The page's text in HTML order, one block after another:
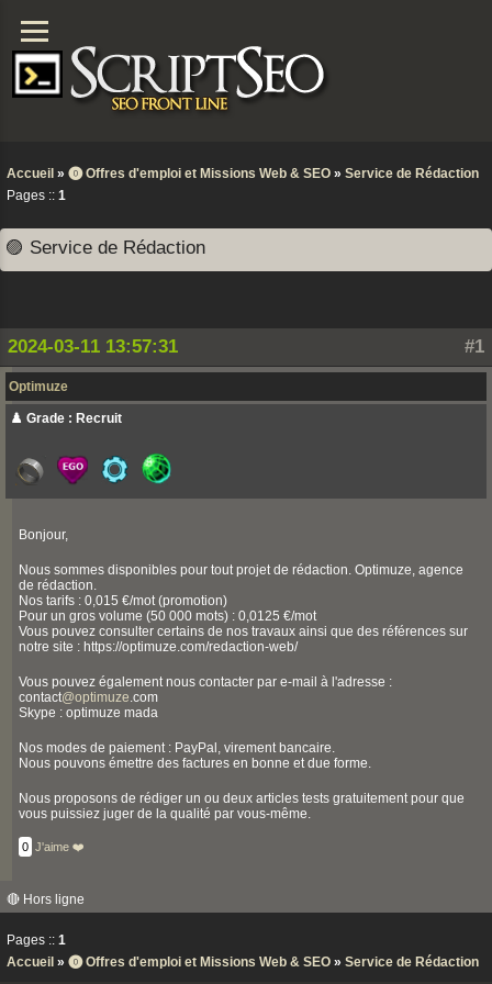
Accueil » ⓿ Offres d'emploi et Missions Web & SEO » Service de Rédaction
Pages :: 1
🟣 Service de Rédaction
#1
2024-03-11 13:57:31
Optimuze
♟️ Grade : Recruit
Bonjour,
Nous sommes disponibles pour tout projet de rédaction. Optimuze, agence
de rédaction.
Nos tarifs : 0,015 €/mot (promotion)
Pour un gros volume (50 000 mots) : 0,0125 €/mot
Vous pouvez consulter certains de nos travaux ainsi que des références sur
notre site : https://optimuze.com/redaction-web/
Vous pouvez également nous contacter par e-mail à l'adresse :
contact@optimuze .com
Skype : optimuze mada
Nos modes de paiement : PayPal, virement bancaire.
Nous pouvons émettre des factures en bonne et due forme.
Nous proposons de rédiger un ou deux articles tests gratuitement pour que
vous puissiez juger de la qualité par vous-même.
0 J'aime ❤️
🔴 Hors ligne
Pages :: 1
Accueil » ⓿ Offres d'emploi et Missions Web & SEO » Service de Rédaction